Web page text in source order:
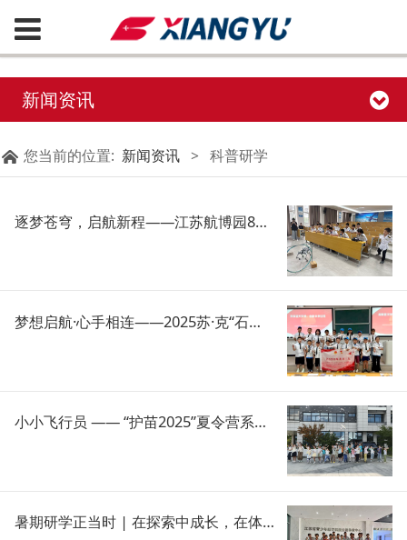
新闻资讯
您当前的位置: 新闻资讯 > 科普研学
逐梦苍穹，启航新程——江苏航博园8月研学活动集锦
梦想启航·心手相连——2025苏·克“石榴籽一家亲”亲子交流营活动镇江站在航博园开展
小小飞行员 —— “护苗2025”夏令营系列活动在江苏航博园顺利开展
暑期研学正当时 | 在探索中成长，在体验中收获 —— 江苏航博园6月活动精彩回顾